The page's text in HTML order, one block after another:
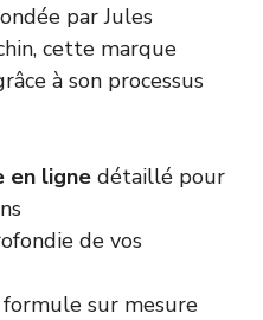
par Jules
cette marque
à son processus
en ligne détaillé pour
de vos
formule sur mesure